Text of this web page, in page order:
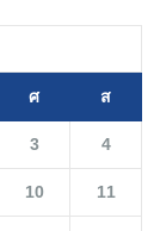
ศ ส
3 4
10 11